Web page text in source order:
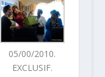
05/00/2010.
EXCLUSIF.